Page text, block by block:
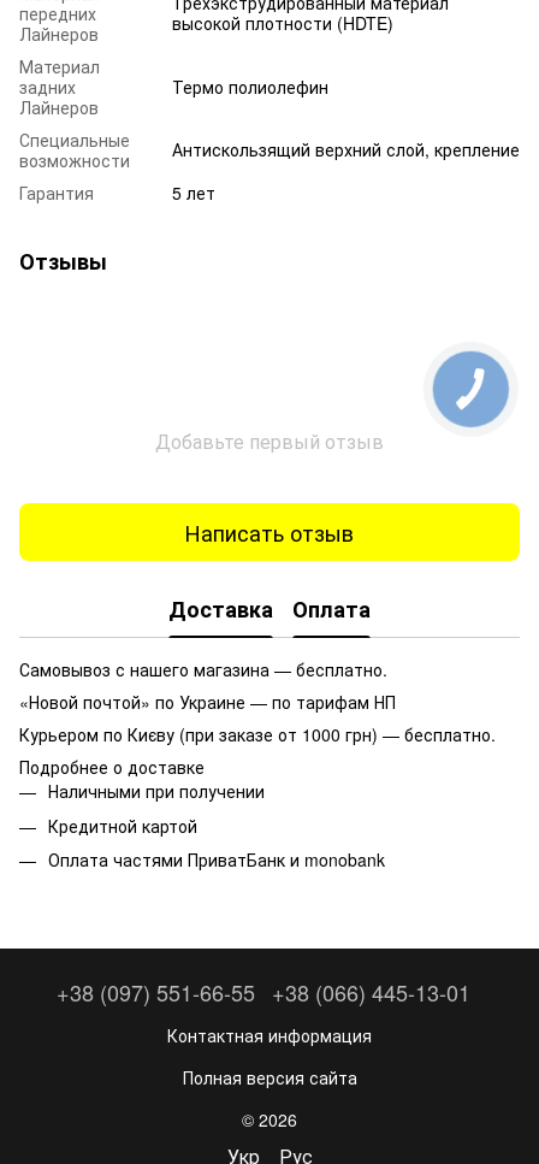
передних
Лайнеров
высокой плотности (HDTE)
Материал
задних
Лайнеров
Термо полиолефин
Специальные
возможности
Антискользящий верхний слой, крепление
Гарантия
5 лет
Отзывы
Добавьте первый отзыв
Написать отзыв
Доставка Оплата
Самовывоз с нашего магазина — бесплатно.
«Новой почтой» по Украине — по тарифам НП
Курьером по Києву (при заказе от 1000 грн) — бесплатно.
Подробнее о доставке
Наличными при получении
Кредитной картой
Оплата частями ПриватБанк и monobank
+38 (097) 551-66-55 +38 (066) 445-13-01
Контактная информация
Полная версия сайта
© 2026
Укр Рус